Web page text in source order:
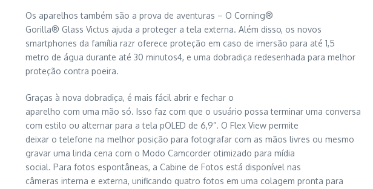
Os aparelhos também são a prova de aventuras – O Corning®
Gorilla® Glass Victus ajuda a proteger a tela externa. Além disso, os novos
smartphones da família razr oferece proteção em caso de imersão para até 1,5
metro de água durante até 30 minutos4, e uma dobradiça redesenhada para melhor
proteção contra poeira.
Graças à nova dobradiça, é mais fácil abrir e fechar o
aparelho com uma mão só. Isso faz com que o usuário possa terminar uma conversa
com estilo ou alternar para a tela pOLED de 6,9”. O Flex View permite
deixar o telefone na melhor posição para fotografar com as mãos livres ou mesmo
gravar uma linda cena com o Modo Camcorder otimizado para mídia
social. Para fotos espontâneas, a Cabine de Fotos está disponível nas
câmeras interna e externa, unificando quatro fotos em uma colagem pronta para